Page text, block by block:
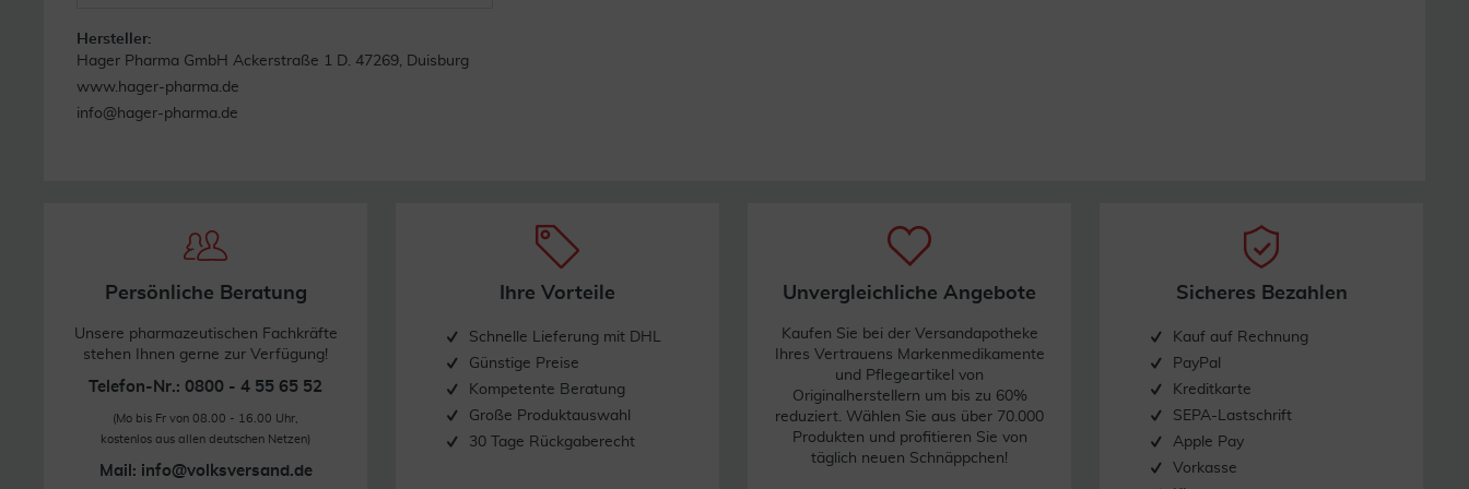
Quelle: www.miradent.de
Stand: 02/2022
Hersteller:
Hager Pharma GmbH Ackerstraße 1 D. 47269, Duisburg
www.hager-pharma.de
info@hager-pharma.de
Persönliche Beratung
Unsere pharmazeutischen Fachkräfte
stehen Ihnen gerne zur Verfügung!
Telefon-Nr.: 0800 - 4 55 65 52
(Mo bis Fr von 08.00 - 16.00 Uhr,
kostenlos aus allen deutschen Netzen)
Mail: info@volksversand.de
Ihre Vorteile
Schnelle Lieferung mit DHL
Günstige Preise
Kompetente Beratung
Große Produktauswahl
30 Tage Rückgaberecht
Unvergleichliche Angebote
Kaufen Sie bei der Versandapotheke
Ihres Vertrauens Markenmedikamente
und Pflegeartikel von
Originalherstellern um bis zu 60%
reduziert. Wählen Sie aus über 70.000
Produkten und profitieren Sie von
täglich neuen Schnäppchen!
Sicheres Bezahlen
Kauf auf Rechnung
PayPal
Kreditkarte
SEPA-Lastschrift
Apple Pay
Vorkasse